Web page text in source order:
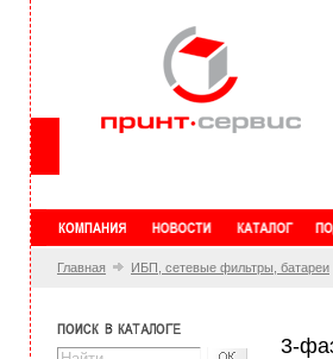
Главная ИБП, сетевые фильтры, батареи
3-